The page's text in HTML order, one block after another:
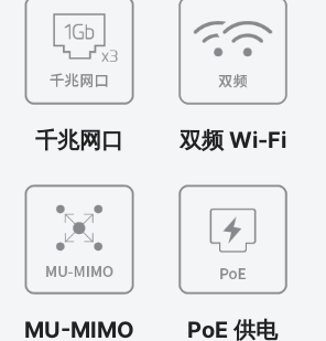
千兆网口 双频 Wi-Fi
MU-MIMO PoE 供电